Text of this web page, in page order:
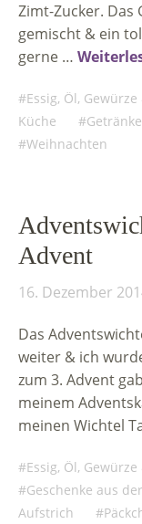
Zimt-Zucker. Das
gemischt & ein
gerne …
Essig, Öl,
Küche
Getränke
Weihnachten
Advent
16. Dezember
Das
weiter & ich
zum 3. Advent
meinem
meinen Wichtel
Essig, Öl,
Geschenke aus
Aufstrich